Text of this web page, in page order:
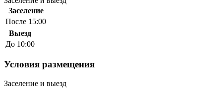
Заселение
После 15:00
Выезд
До 10:00
Условия размещения
Заселение и выезд